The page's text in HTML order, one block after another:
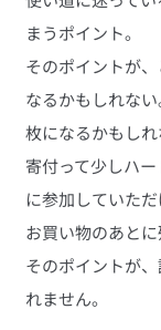
まうポイント。
そのポイントが
なるかもしれな
枚になるかもしれ
寄付って少しハ
に参加していただ
お買い物のあとに
そのポイントが
れません。